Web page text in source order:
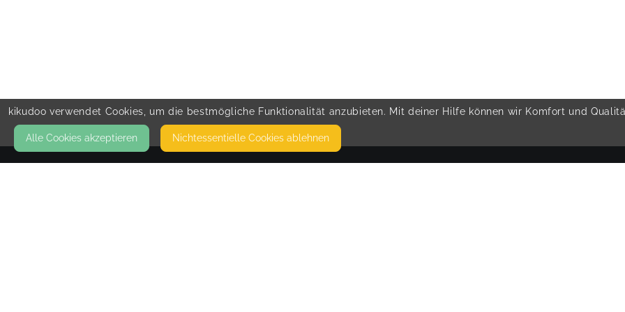
kikudoo verwendet Cookies, um die bestmögliche Funktionalität anzubieten. Mit deiner Hilfe können wir Komfort und
Alle Cookies akzeptieren Nicht­essentielle Cookies ablehnen